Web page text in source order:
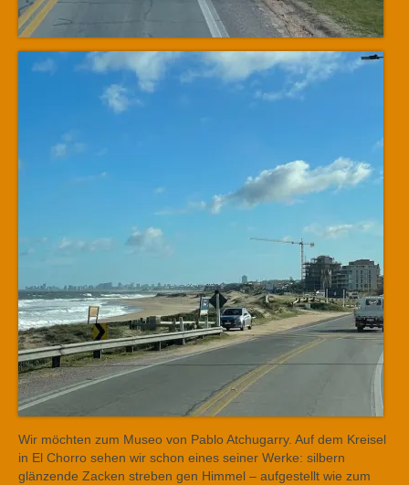
Wir möchten zum Museo von Pablo Atchugarry. Auf dem Kreisel
in El Chorro sehen wir schon eines seiner Werke: silbern
glänzende Zacken streben gen Himmel – aufgestellt wie zum